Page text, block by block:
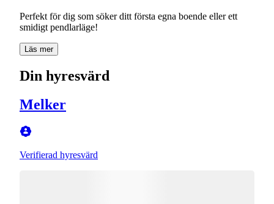
Perfekt för dig som söker ditt första egna boende eller ett
smidigt pendlarläge!
Läs mer
Din hyresvärd
Melker
Verifierad hyresvärd